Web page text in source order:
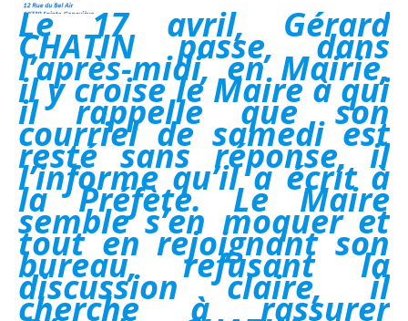
Le 17 avril, Gérard
CHATIN passe, dans
l’après-midi, en Mairie,
il y croise le Maire à qui
il rappelle que son
courriel de samedi est
resté sans réponse, il
l’informe qu’il a écrit à
la Préfète. Le Maire
semble s’en moquer et
tout en rejoignant son
bureau, refusant la
discussion claire, il
cherche à rassurer